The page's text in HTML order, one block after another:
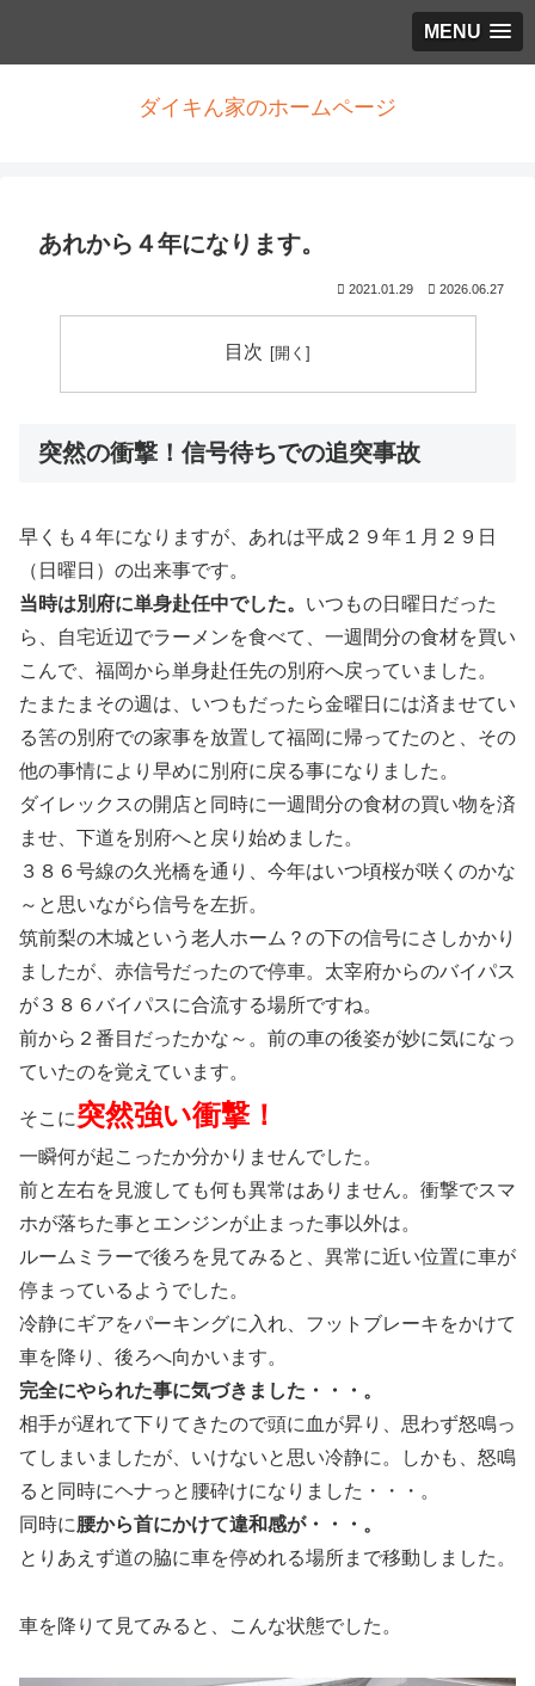
MENU
ダイキん家のホームページ
あれから４年になります。
2021.01.29 2026.06.27
目次
突然の衝撃！信号待ちでの追突事故
早くも４年になりますが、あれは平成２９年１月２９日
（日曜日）の出来事です。
当時は別府に単身赴任中でした。 いつもの日曜日だった
ら、自宅近辺でラーメンを食べて、一週間分の食材を買い
こんで、福岡から単身赴任先の別府へ戻っていました。
たまたまその週は、いつもだったら金曜日には済ませてい
る筈の別府での家事を放置して福岡に帰ってたのと、その
他の事情により早めに別府に戻る事になりました。
ダイレックスの開店と同時に一週間分の食材の買い物を済
ませ、下道を別府へと戻り始めました。
３８６号線の久光橋を通り、今年はいつ頃桜が咲くのかな
～と思いながら信号を左折。
筑前梨の木城という老人ホーム？の下の信号にさしかかり
ましたが、赤信号だったので停車。太宰府からのバイパス
が３８６バイパスに合流する場所ですね。
前から２番目だったかな～。前の車の後姿が妙に気になっ
ていたのを覚えています。
そこに突然強い衝撃！
一瞬何が起こったか分かりませんでした。
前と左右を見渡しても何も異常はありません。衝撃でスマ
ホが落ちた事とエンジンが止まった事以外は。
ルームミラーで後ろを見てみると、異常に近い位置に車が
停まっているようでした。
冷静にギアをパーキングに入れ、フットブレーキをかけて
車を降り、後ろへ向かいます。
完全にやられた事に気づきました・・・。
相手が遅れて下りてきたので頭に血が昇り、思わず怒鳴っ
てしまいましたが、いけないと思い冷静に。しかも、怒鳴
ると同時にヘナっと腰砕けになりました・・・。
同時に腰から首にかけて違和感が・・・。
とりあえず道の脇に車を停めれる場所まで移動しました。
車を降りて見てみると、こんな状態でした。